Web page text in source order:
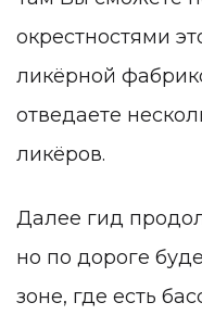
окрестностями
ликёрной
отведаете
ликёров.
Далее гид
но по дороге
зоне, где есть